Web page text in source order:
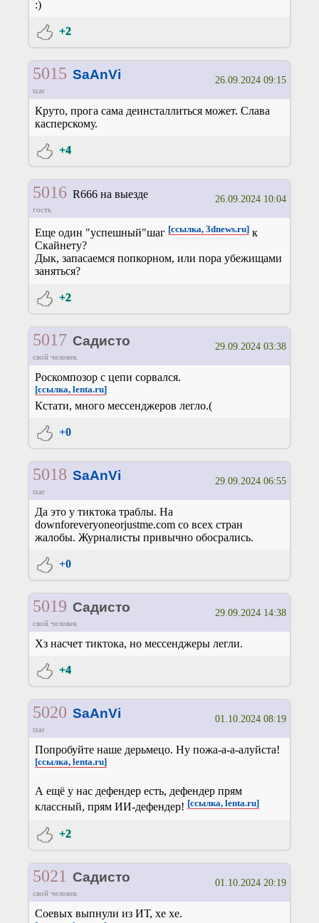
:)
+2
5015 SaAnVi
tzar
26.09.2024 09:15
Круто, прога сама деинсталлиться может. Слава
касперскому.
+4
5016R666 на выезде
гость
26.09.2024 10:04
Еще один "успешный"шаг [ссылка, 3dnews.ru] к
Скайнету?
Дык, запасаемся попкорном, или пора убежищами
заняться?
+2
5017 Садисто
свой человек
29.09.2024 03:38
Роскомпозор с цепи сорвался.
[ссылка, lenta.ru]
Кстати, много мессенджеров легло.(
+0
5018 SaAnVi
tzar
29.09.2024 06:55
Да это у тиктока траблы. На
downforeveryoneorjustme.com со всех стран
жалобы. Журналисты привычно обосрались.
+0
5019 Садисто
свой человек
29.09.2024 14:38
Хз насчет тиктока, но мессенджеры легли.
+4
5020 SaAnVi
tzar
01.10.2024 08:19
Попробуйте наше дерьмецо. Ну пожа-а-а-алуйста!
[ссылка, lenta.ru]
А ещё у нас дефендер есть, дефендер прям
классный, прям ИИ-дефендер! [ссылка, lenta.ru]
+2
5021 Садисто
свой человек
01.10.2024 20:19
Соевых выпнули из ИТ, хе хе.